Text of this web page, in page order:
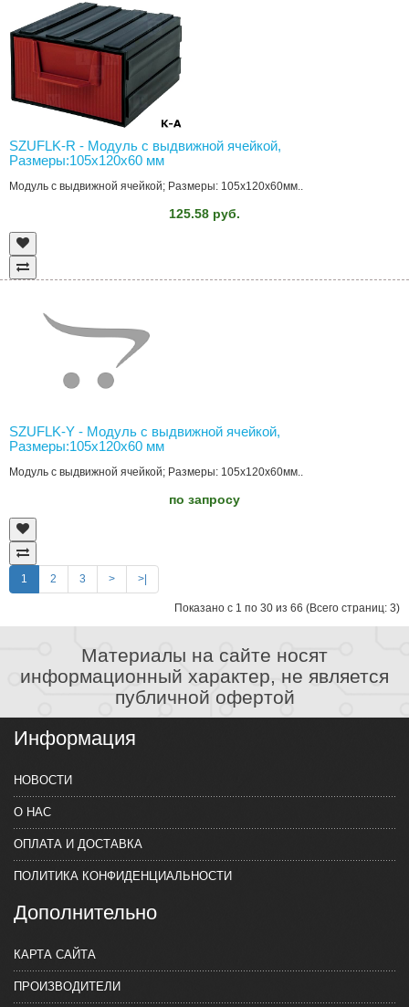
SZUFLK-R - Модуль с выдвижной ячейкой,
Размеры:105x120x60 мм
Модуль с выдвижной ячейкой; Размеры: 105x120x60мм..
125.58 руб.
SZUFLK-Y - Модуль с выдвижной ячейкой,
Размеры:105x120x60 мм
Модуль с выдвижной ячейкой; Размеры: 105x120x60мм..
по запросу
1 2 3 > >|
Показано с 1 по 30 из 66 (Всего страниц: 3)
Материалы на сайте носят
информационный характер, не является
публичной офертой
Информация
НОВОСТИ
О НАС
ОПЛАТА И ДОСТАВКА
ПОЛИТИКА КОНФИДЕНЦИАЛЬНОСТИ
Дополнительно
КАРТА САЙТА
ПРОИЗВОДИТЕЛИ